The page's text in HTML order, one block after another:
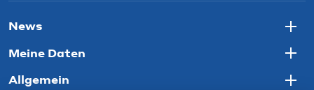
News
Meine Daten
Allgemein